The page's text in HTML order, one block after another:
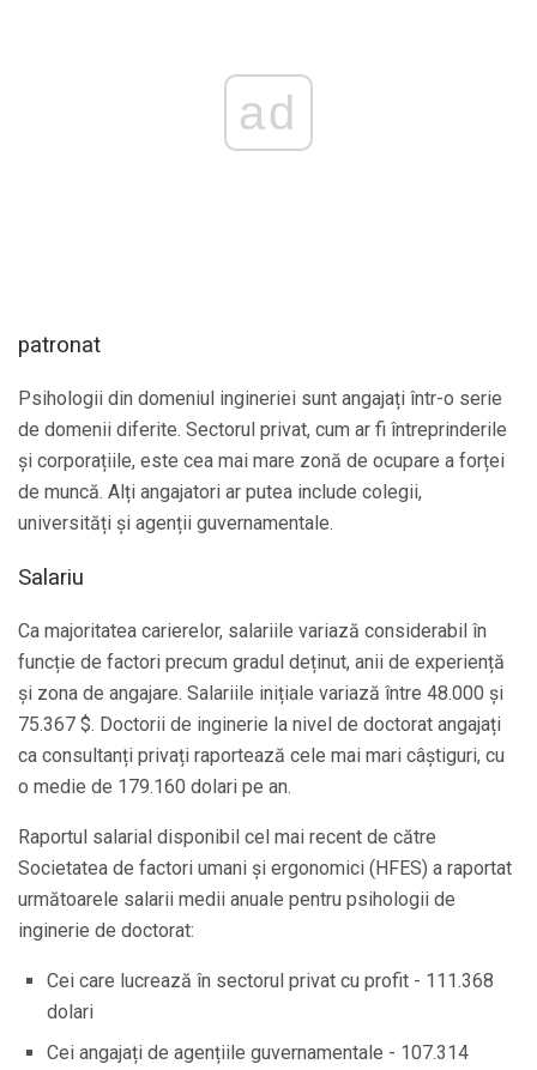
ad
patronat
Psihologii din domeniul ingineriei sunt angajați într-o serie
de domenii diferite. Sectorul privat, cum ar fi întreprinderile
și corporațiile, este cea mai mare zonă de ocupare a forței
de muncă. Alți angajatori ar putea include colegii,
universități și agenții guvernamentale.
Salariu
Ca majoritatea carierelor, salariile variază considerabil în
funcție de factori precum gradul deținut, anii de experiență
și zona de angajare. Salariile inițiale variază între 48.000 și
75.367 $. Doctorii de inginerie la nivel de doctorat angajați
ca consultanți privați raportează cele mai mari câștiguri, cu
o medie de 179.160 dolari pe an.
Raportul salarial disponibil cel mai recent de către
Societatea de factori umani și ergonomici (HFES) a raportat
următoarele salarii medii anuale pentru psihologii de
inginerie de doctorat:
Cei care lucrează în sectorul privat cu profit - 111.368
dolari
Cei angajați de agențiile guvernamentale - 107.314